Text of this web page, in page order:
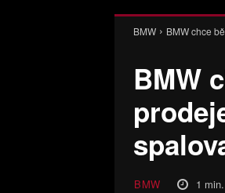
BMW BMW chce
BMW
BMW 1 min.